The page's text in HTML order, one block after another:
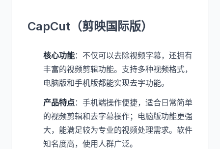
CapCut（剪映国际版）
核心功能：不仅可以去除视频字幕，还拥有
丰富的视频剪辑功能。支持多种视频格式，
电脑版和手机版都能实现去字功能。
产品特点：手机端操作便捷，适合日常简单
的视频剪辑和去字幕操作；电脑版功能更强
大，能满足较为专业的视频处理需求。软件
知名度高，使用人群广泛。